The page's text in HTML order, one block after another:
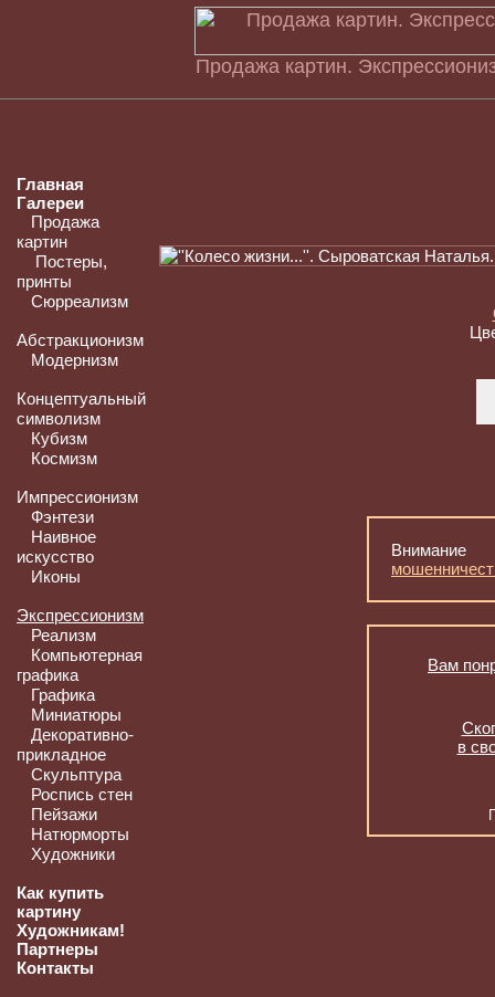
Продажа картин.
Главная
Галереи
Продажа
картин
Постеры,
принты
Сюрреализм
Абстракционизм
Модернизм
Концептуальный
символизм
Кубизм
Космизм
Импрессионизм
Фэнтези
Наивное
искусство
Иконы
Экспрессионизм
Реализм
Компьютерная
графика
Графика
Миниатюры
Декоративно-
прикладное
Скульптура
Роспись стен
Пейзажи
Натюрморты
Художники
Как купить
картину
Художникам!
Партнеры
Контакты
Вам
в